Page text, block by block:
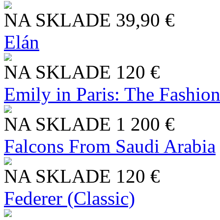
NA SKLADE 39,90 €
Elán
NA SKLADE 120 €
Emily in Paris: The
NA SKLADE 1 200 €
Falcons From Saudi Arabia
NA SKLADE 120 €
Federer (Classic)